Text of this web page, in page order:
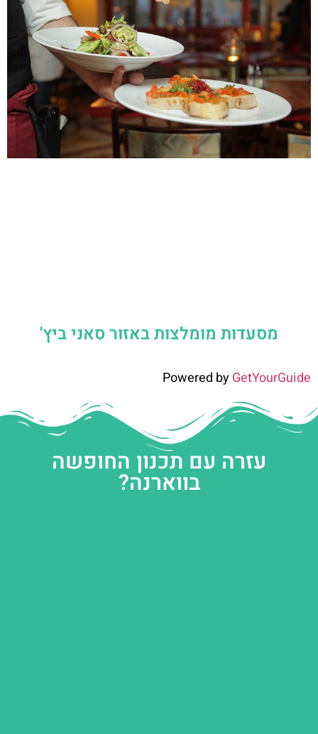
מסעדות מומלצות באזור סאני ביץ'
Powered byGetYourGuide
עזרה עם תכנון החופשה
בווארנה?